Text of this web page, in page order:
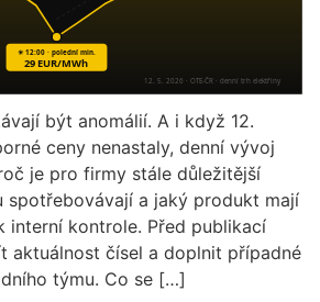
být anomálií. A i když 12.
ceny nenastaly, denní vývoj
je pro firmy stále důležitější
spotřebovávají a jaký produkt mají
interní kontrole. Před publikací
aktuálnost čísel a doplnit případné
týmu. Co se […]